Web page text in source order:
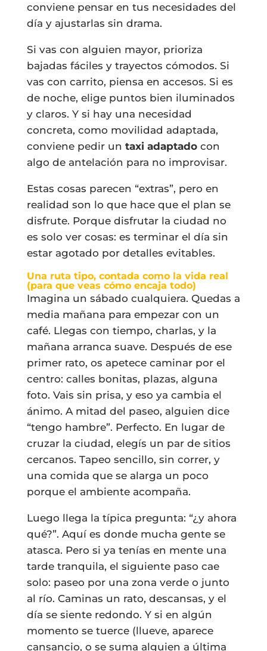
conviene pensar en tus necesidades del
día y ajustarlas sin drama.
Si vas con alguien mayor, prioriza
bajadas fáciles y trayectos cómodos. Si
vas con carrito, piensa en accesos. Si es
de noche, elige puntos bien iluminados
y claros. Y si hay una necesidad
concreta, como movilidad adaptada,
conviene pedir un taxi adaptadocon
algo de antelación para no improvisar.
Estas cosas parecen “extras”, pero en
realidad son lo que hace que el plan se
disfrute. Porque disfrutar la ciudad no
es solo ver cosas: es terminar el día sin
estar agotado por detalles evitables.
Una ruta tipo, contada como la vida real
(para que veas cómo encaja todo)
Imagina un sábado cualquiera. Quedas a
media mañana para empezar con un
café. Llegas con tiempo, charlas, y la
mañana arranca suave. Después de ese
primer rato, os apetece caminar por el
centro: calles bonitas, plazas, alguna
foto. Vais sin prisa, y eso ya cambia el
ánimo. A mitad del paseo, alguien dice
“tengo hambre”. Perfecto. En lugar de
cruzar la ciudad, elegís un par de sitios
cercanos. Tapeo sencillo, sin correr, y
una comida que se alarga un poco
porque el ambiente acompaña.
Luego llega la típica pregunta: “¿y ahora
qué?”. Aquí es donde mucha gente se
atasca. Pero si ya tenías en mente una
tarde tranquila, el siguiente paso cae
solo: paseo por una zona verde o junto
al río. Caminas un rato, descansas, y el
día se siente redondo. Y si en algún
momento se tuerce (llueve, aparece
cansancio, o se suma alguien a última